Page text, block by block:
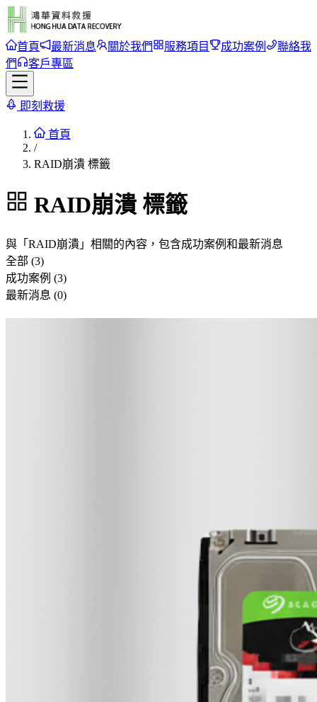
首頁 最新消息 關於我們 服務項目 成功案例
聯絡我
們
客戶專區
即刻救援
首頁
/
RAID崩潰 標籤
RAID崩潰 標籤
與「 RAID崩潰 」相關的內容，包含成功案例和最新消息
全部 (3)
成功案例 (3)
最新消息 (0)